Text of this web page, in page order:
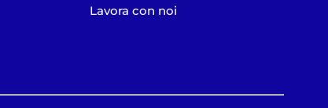
Lavora con noi